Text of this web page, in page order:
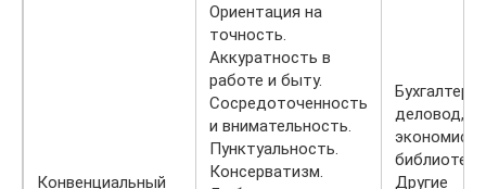
Конвенциальный
Ориентация на
точность.
Аккуратность в
работе и быту.
Сосредоточенность
и внимательность.
Пунктуальность.
Консерватизм.
Бухгалтер,
деловод,
экономист,
Другие